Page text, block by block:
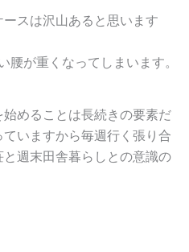
スは沢山あると思います
腰が重くなってしまいます。
めることは長続きの要素だ
いますから毎週行く張り合
週末田舎暮らしとの意識の